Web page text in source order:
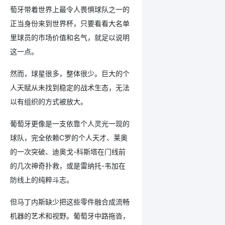
萄牙带着世界上最令人畏惧球队之一的
正当身份来到世界杯，只要看看大名单
里球员的市场价值和名气，就足以说明
这一点。
然而，球星很多，整体很少。巨大的个
人天赋从未找到稳定的战术生态，无法
以有组织的方式被放大。
葡萄牙更像是一支依靠个人灵光一现的
球队，完全依赖C罗的个人天才、莱奥
的一次突破、迪奥戈-科斯塔在门线前
的几次神奇扑救，或是雷纳托-韦加在
防线上的纯粹斗志。
但马丁内斯缺少把这些零件融合成流畅
机器的艺术和视野。葡萄牙中路拖沓，